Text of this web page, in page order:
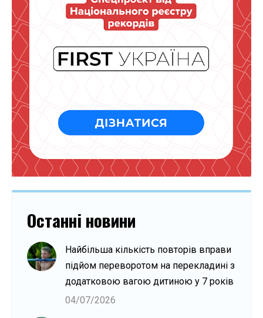
Останні новини
Найбільша кількість повторів вправи
підйом переворотом на перекладині з
додатковою вагою дитиною у 7 років
04/07/2026